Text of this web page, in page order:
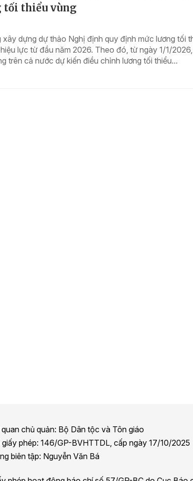
tối thiểu vùng
xây dựng dự thảo Nghị định quy định mức lương tối
lực từ đầu năm 2026. Theo đó, từ ngày 1/1/
trên cả nước dự kiến điều chỉnh lương tối thiểu...
quan chủ quản: Bộ Dân tộc và Tôn giáo
giấy phép: 146/GP-BVHTTDL, cấp ngày 17/10/2025
biên tập: Nguyễn Văn Bá